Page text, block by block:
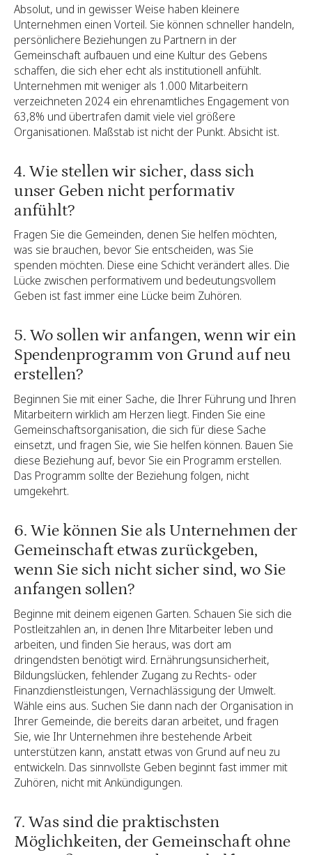
Absolut, und in gewisser Weise haben kleinere
Unternehmen einen Vorteil. Sie können schneller handeln,
persönlichere Beziehungen zu Partnern in der
Gemeinschaft aufbauen und eine Kultur des Gebens
schaffen, die sich eher echt als institutionell anfühlt.
Unternehmen mit weniger als 1.000 Mitarbeitern
verzeichneten 2024 ein ehrenamtliches Engagement von
63,8% und übertrafen damit viele viel größere
Organisationen. Maßstab ist nicht der Punkt. Absicht ist.
4. Wie stellen wir sicher, dass sich
unser Geben nicht performativ
anfühlt?
Fragen Sie die Gemeinden, denen Sie helfen möchten,
was sie brauchen, bevor Sie entscheiden, was Sie
spenden möchten. Diese eine Schicht verändert alles. Die
Lücke zwischen performativem und bedeutungsvollem
Geben ist fast immer eine Lücke beim Zuhören.
5. Wo sollen wir anfangen, wenn wir ein
Spendenprogramm von Grund auf neu
erstellen?
Beginnen Sie mit einer Sache, die Ihrer Führung und Ihren
Mitarbeitern wirklich am Herzen liegt. Finden Sie eine
Gemeinschaftsorganisation, die sich für diese Sache
einsetzt, und fragen Sie, wie Sie helfen können. Bauen Sie
diese Beziehung auf, bevor Sie ein Programm erstellen.
Das Programm sollte der Beziehung folgen, nicht
umgekehrt.
6. Wie können Sie als Unternehmen der
Gemeinschaft etwas zurückgeben,
wenn Sie sich nicht sicher sind, wo Sie
anfangen sollen?
Beginne mit deinem eigenen Garten. Schauen Sie sich die
Postleitzahlen an, in denen Ihre Mitarbeiter leben und
arbeiten, und finden Sie heraus, was dort am
dringendsten benötigt wird. Ernährungsunsicherheit,
Bildungslücken, fehlender Zugang zu Rechts- oder
Finanzdienstleistungen, Vernachlässigung der Umwelt.
Wähle eins aus. Suchen Sie dann nach der Organisation in
Ihrer Gemeinde, die bereits daran arbeitet, und fragen
Sie, wie Ihr Unternehmen ihre bestehende Arbeit
unterstützen kann, anstatt etwas von Grund auf neu zu
entwickeln. Das sinnvollste Geben beginnt fast immer mit
Zuhören, nicht mit Ankündigungen.
7. Was sind die praktischsten
Möglichkeiten, der Gemeinschaft ohne